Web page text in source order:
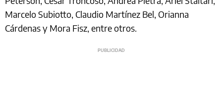
Marcelo Subiotto, Claudio Martínez Bel, Orianna
Cárdenas y Mora Fisz, entre otros.